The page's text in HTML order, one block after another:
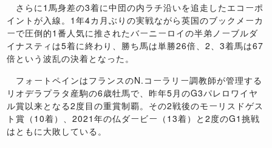
さらに 1 馬身差の3着に中団の内ラチ沿いを追走したエコーポ
イントが入線。 1年4カ月ぶりの実戦ながら英国のブックメーカ
ーで圧倒的1番人気に推されたバーニーロイの半弟ノーブルダ
イナスティは5着に終わり、勝ち馬は単勝26倍、2 、3着馬は67
倍という波乱の決着となった。
フォートペインはフランスのN. コーラリー調教師が管理する
リオデラプラタ産駒の6歳牡馬で、昨年5 月のG3パレロワイヤ
ル賞以来となる2 度目の重賞制覇。その2戦後のモーリスドゲス
ト賞（ 10着）、2021年の仏ダービー（ 13着）と2 度のG1挑戦
はともに大敗している。